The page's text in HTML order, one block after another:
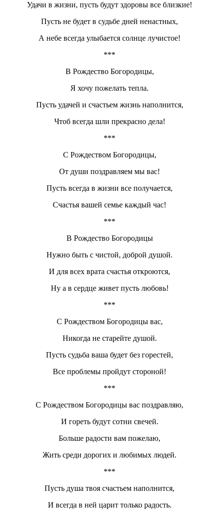
Удачи в жизни, пусть будут здоровы все близкие!
Пусть не будет в судьбе дней ненастных,
А небе всегда улыбается солнце лучистое!
***
В Рождество Богородицы,
Я хочу пожелать тепла.
Пусть удачей и счастьем жизнь наполнится,
Чтоб всегда шли прекрасно дела!
***
С Рождеством Богородицы,
От души поздравляем мы вас!
Пусть всегда в жизни все получается,
Счастья вашей семье каждый час!
***
В Рождество Богородицы
Нужно быть с чистой, доброй душой.
И для всех врата счастья откроются,
Ну а в сердце живет пусть любовь!
***
С Рождеством Богородицы вас,
Никогда не старейте душой.
Пусть судьба ваша будет без горестей,
Все проблемы пройдут стороной!
***
С Рождеством Богородицы вас поздравляю,
И гореть будут сотни свечей.
Больше радости вам пожелаю,
Жить среди дорогих и любимых людей.
***
Пусть душа твоя счастьем наполнится,
И всегда в ней царит только радость.